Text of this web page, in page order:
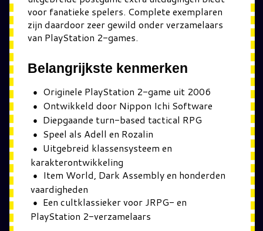
voor fanatieke spelers. Complete exemplaren
zijn daardoor zeer gewild onder verzamelaars
van PlayStation 2-games.
Belangrijkste kenmerken
Originele PlayStation 2-game uit 2006
Ontwikkeld door Nippon Ichi Software
Diepgaande turn-based tactical RPG
Speel als Adell en Rozalin
Uitgebreid klassensysteem en
karakterontwikkeling
Item World, Dark Assembly en honderden
vaardigheden
Een cultklassieker voor JRPG- en
PlayStation 2-verzamelaars